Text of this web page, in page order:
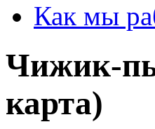
Как мы
Чижик-
карта)